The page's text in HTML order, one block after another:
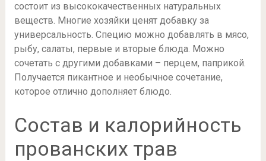
состоит из высококачественных натуральных
веществ. Многие хозяйки ценят добавку за
универсальность. Специю можно добавлять в мясо,
рыбу, салаты, первые и вторые блюда. Можно
сочетать с другими добавками – перцем, паприкой.
Получается пикантное и необычное сочетание,
которое отлично дополняет блюдо.
Состав и калорийность
прованских трав